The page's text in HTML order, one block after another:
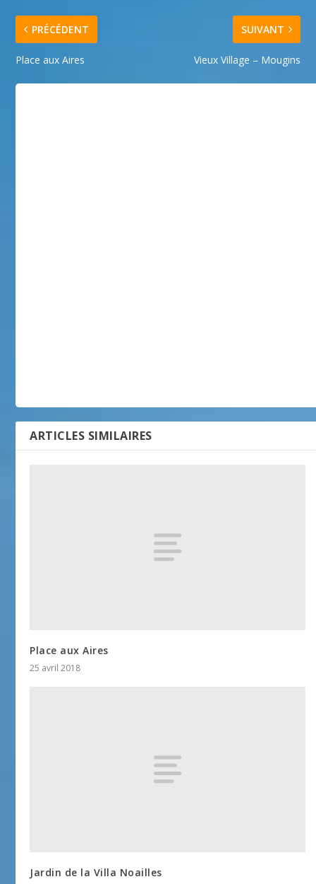
PRÉCÉDENT
Place aux Aires
SUIVANT
Vieux Village – Mougins
ARTICLES SIMILAIRES
Place aux Aires
25 avril 2018
Jardin de la Villa Noailles